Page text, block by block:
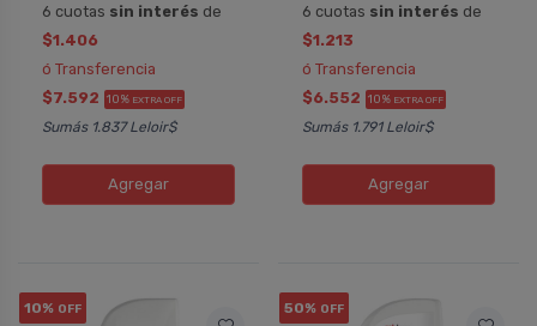
6 cuotas sin interés de
$1.406
ó Transferencia
$7.592 10% EXTRA OFF
Sumás 1.837 Leloir$
Agregar
6 cuotas sin interés de
$1.213
ó Transferencia
$6.552 10% EXTRA OFF
Sumás 1.791 Leloir$
Agregar
10% OFF 50% OFF